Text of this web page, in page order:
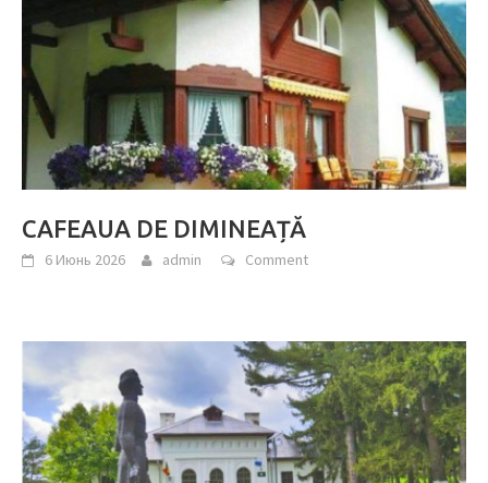
CAFEAUA DE DIMINEAȚĂ
6 Июнь 2026 admin Comment